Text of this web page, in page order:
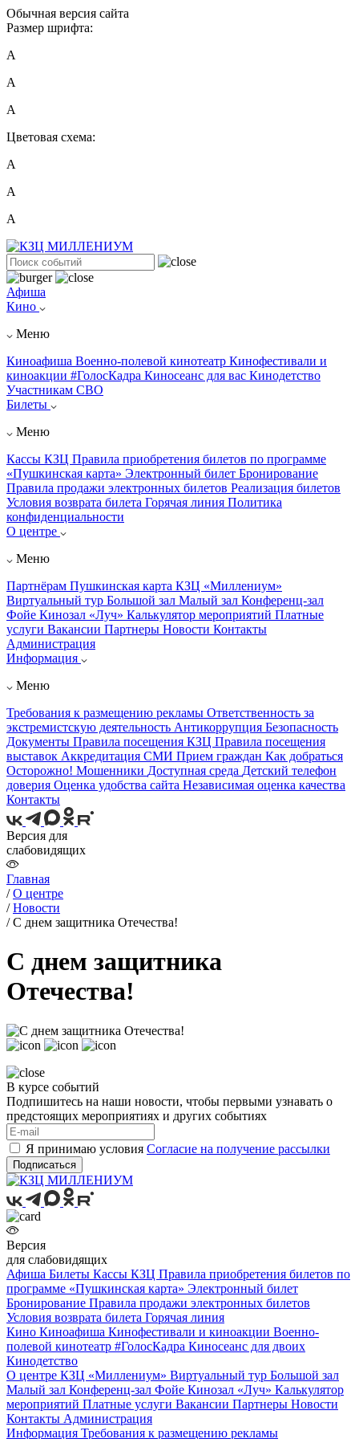
Обычная версия сайта
Размер шрифта:
A
A
A
Цветовая схема:
А
А
А
Афиша
Кино
Меню
Киноафиша Военно-полевой кинотеатр Кинофестивали и
киноакции #ГолосКадра Киносеанс для вас Кинодетство
Участникам СВО
Билеты
Меню
Кассы КЗЦ Правила приобретения билетов по программе
«Пушкинская карта» Электронный билет Бронирование
Правила продажи электронных билетов Реализация билетов
Условия возврата билета Горячая линия Политика
конфиденциальности
О центре
Меню
Партнёрам Пушкинская карта КЗЦ «Миллениум»
Виртуальный тур Большой зал Малый зал Конференц-зал
Фойе Кинозал «Луч» Калькулятор мероприятий Платные
услуги Вакансии Партнеры Новости Контакты
Администрация
Информация
Меню
Требования к размещению рекламы Ответственность за
экстремистскую деятельность Антикоррупция Безопасность
Документы Правила посещения КЗЦ Правила посещения
выставок Аккредитация СМИ Прием граждан Как добраться
Осторожно! Мошенники Доступная среда Детский телефон
доверия Оценка удобства сайта Независимая оценка качества
Контакты
Версия для
слабовидящих
Главная
/О центре
/Новости
/С днем защитника Отечества!
С днем защитника
Отечества!
В курсе событий
Подпишитесь на наши новости, чтобы первыми узнавать о
предстоящих мероприятиях и других событиях
Я принимаю условия Согласие на получение рассылки
Подписаться
Версия
для слабовидящих
Афиша Билеты Кассы КЗЦ Правила приобретения билетов по
программе «Пушкинская карта» Электронный билет
Бронирование Правила продажи электронных билетов
Условия возврата билета Горячая линия
Кино Киноафиша Кинофестивали и киноакции Военно-
полевой кинотеатр #ГолосКадра Киносеанс для двоих
Кинодетство
О центре КЗЦ «Миллениум» Виртуальный тур Большой зал
Малый зал Конференц-зал Фойе Кинозал «Луч» Калькулятор
мероприятий Платные услуги Вакансии Партнеры Новости
Контакты Администрация
Информация Требования к размещению рекламы